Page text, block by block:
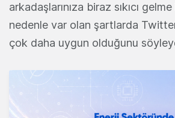
arkadaşlarınıza biraz sıkıcı
nedenle var olan şartlarda
çok daha uygun olduğunu